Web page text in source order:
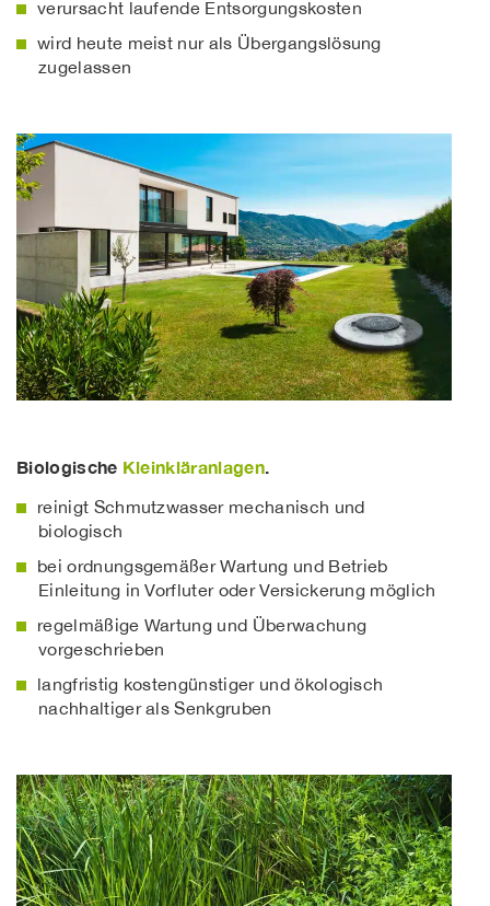
verursacht laufende Entsorgungskosten
wird heute meist nur als Übergangslösung
zugelassen
Biologische Kleinkläranlagen.
reinigt Schmutzwasser mechanisch und
biologisch
bei ordnungsgemäßer Wartung und Betrieb
Einleitung in Vorfluter oder Versickerung möglich
regelmäßige Wartung und Überwachung
vorgeschrieben
langfristig kostengünstiger und ökologisch
nachhaltiger als Senkgruben